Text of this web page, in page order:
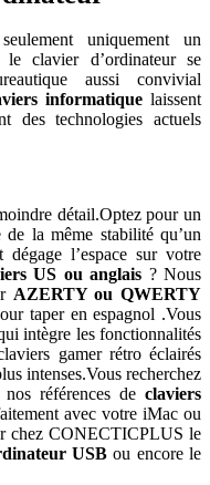
uniquement un
le clavier d’ordinateur se
aussi convivial
informatique laissent
des technologies actuels
détail.Optez pour un
la même stabilité qu’un
l’espace sur votre
US ou anglais ? Nous
AZERTY ou QWERTY
taper en espagnol .Vous
intègre les fonctionnalités
gamer rétro éclairés
intenses.Vous recherchez
références de claviers
avec votre iMac ou
chez CONECTICPLUS le
USBou encore le